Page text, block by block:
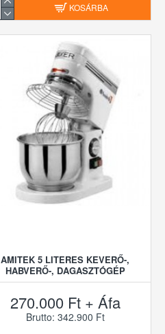
KOSÁRBA
AMITEK 5 LITERES KEVERŐ-,
HABVERŐ-, DAGASZTÓGÉP
270.000 Ft + Áfa
Brutto: 342.900 Ft